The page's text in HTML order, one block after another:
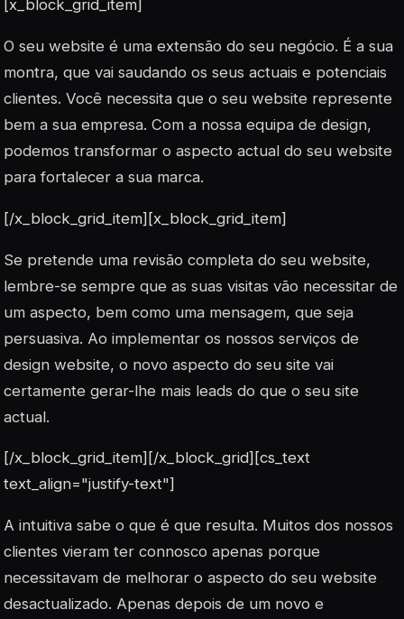
[x_block_grid_item]
O seu website é uma extensão do seu negócio. É a sua
montra, que vai saudando os seus actuais e potenciais
clientes. Você necessita que o seu website represente
bem a sua empresa. Com a nossa equipa de design,
podemos transformar o aspecto actual do seu website
para fortalecer a sua marca.
[/x_block_grid_item][x_block_grid_item]
Se pretende uma revisão completa do seu website,
lembre-se sempre que as suas visitas vão necessitar de
um aspecto, bem como uma mensagem, que seja
persuasiva. Ao implementar os nossos serviços de
design website, o novo aspecto do seu site vai
certamente gerar-lhe mais leads do que o seu site
actual.
[/x_block_grid_item][/x_block_grid][cs_text
text_align="justify-text"]
A intuitiva sabe o que é que resulta. Muitos dos nossos
clientes vieram ter connosco apenas porque
necessitavam de melhorar o aspecto do seu website
desactualizado. Apenas depois de um novo e